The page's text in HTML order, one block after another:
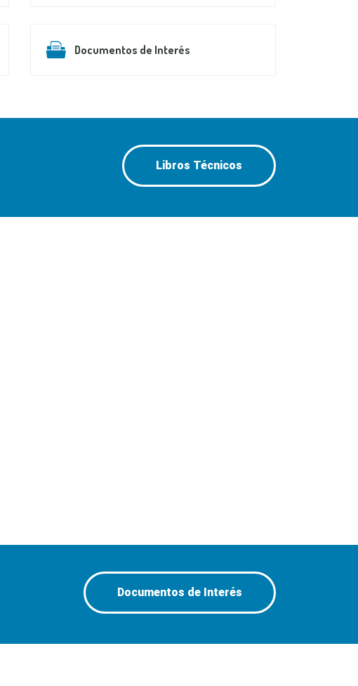
Documentos de Interés
Libros Técnicos
Documentos de Interés